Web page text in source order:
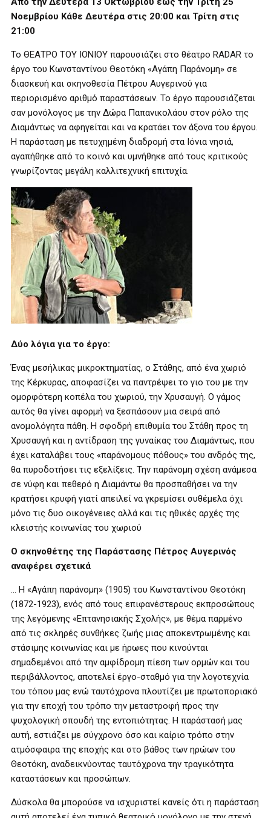
Νοεμβρίου Κάθε Δευτέρα στις 20:00 και Τρίτη στις
21:00
Το ΘΕΑΤΡΟ ΤΟΥ ΙΟΝΙΟΥ παρουσιάζει στο θέατρο RADAR το
έργο του Κωνσταντίνου Θεοτόκη «Αγάπη Παράνομη» σε
διασκευή και σκηνοθεσία Πέτρου Αυγερινού για
περιορισμένο αριθμό παραστάσεων. Το έργο παρουσιάζεται
σαν μονόλογος με την Δώρα Παπανικολάου στον ρόλο της
Διαμάντως να αφηγείται και να κρατάει τον άξονα του έργου.
Η παράσταση με πετυχημένη διαδρομή στα Ιόνια νησιά,
αγαπήθηκε από το κοινό και υμνήθηκε από τους κριτικούς
γνωρίζοντας μεγάλη καλλιτεχνική επιτυχία.
Δύο λόγια για το έργο:
Ένας μεσήλικας μικροκτηματίας, ο Στάθης, από ένα χωριό
της Κέρκυρας, αποφασίζει να παντρέψει το γιο του με την
ομορφότερη κοπέλα του χωριού, την Χρυσαυγή. Ο γάμος
αυτός θα γίνει αφορμή να ξεσπάσουν μια σειρά από
ανομολόγητα πάθη. Η σφοδρή επιθυμία του Στάθη προς τη
Χρυσαυγή και η αντίδραση της γυναίκας του Διαμάντως, που
έχει καταλάβει τους «παράνομους πόθους» του ανδρός της,
θα πυροδοτήσει τις εξελίξεις. Την παράνομη σχέση ανάμεσα
σε νύφη και πεθερό η Διαμάντω θα προσπαθήσει να την
κρατήσει κρυφή γιατί απειλεί να γκρεμίσει συθέμελα όχι
μόνο τις δυο οικογένειες αλλά και τις ηθικές αρχές της
κλειστής κοινωνίας του χωριού
Ο σκηνοθέτης της Παράστασης Πέτρος Αυγερινός
αναφέρει σχετικά
… Η «Αγάπη παράνομη» (1905) του Κωνσταντίνου Θεοτόκη
(1872-1923), ενός από τους επιφανέστερους εκπροσώπους
της λεγόμενης «Επτανησιακής Σχολής», με θέμα παρμένο
από τις σκληρές συνθήκες ζωής μιας αποκεντρωμένης και
στάσιμης κοινωνίας και με ήρωες που κινούνται
σημαδεμένοι από την αμφίδρομη πίεση των ορμών και του
περιβάλλοντος, αποτελεί έργο-σταθμό για την λογοτεχνία
του τόπου μας ενώ ταυτόχρονα πλουτίζει με πρωτοποριακό
για την εποχή του τρόπο την μεταστροφή προς την
ψυχολογική σπουδή της εντοπιότητας. Η παράστασή μας
αυτή, εστιάζει με σύγχρονο όσο και καίριο τρόπο στην
ατμόσφαιρα της εποχής και στο βάθος των ηρώων του
Θεοτόκη, αναδεικνύοντας ταυτόχρονα την τραγικότητα
καταστάσεων και προσώπων.
Δύσκολα θα μπορούσε να ισχυριστεί κανείς ότι η παράσταση